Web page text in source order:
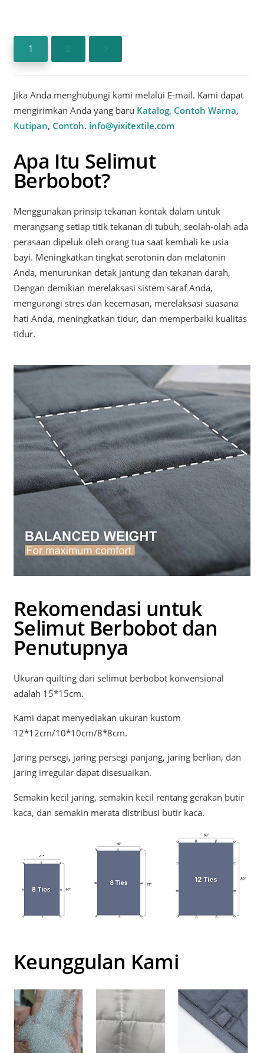
1
Jika Anda menghubungi kami melalui E-mail. Kami dapat
mengirimkan Anda yang baru Katalog, Contoh Warna,
Kutipan, Contoh. info@yixitextile.com
Apa Itu Selimut
Berbobot?
Menggunakan prinsip tekanan kontak dalam untuk
merangsang setiap titik tekanan di tubuh, seolah-olah ada
perasaan dipeluk oleh orang tua saat kembali ke usia
bayi. Meningkatkan tingkat serotonin dan melatonin
Anda, menurunkan detak jantung dan tekanan darah,
Dengan demikian merelaksasi sistem saraf Anda,
mengurangi stres dan kecemasan, merelaksasi suasana
hati Anda, meningkatkan tidur, dan memperbaiki kualitas
tidur.
Rekomendasi untuk
Selimut Berbobot dan
Penutupnya
Ukuran quilting dari selimut berbobot konvensional
adalah 15*15cm.
Kami dapat menyediakan ukuran kustom
12*12cm/10*10cm/8*8cm.
Jaring persegi, jaring persegi panjang, jaring berlian, dan
jaring irregular dapat disesuaikan.
Semakin kecil jaring, semakin kecil rentang gerakan butir
kaca, dan semakin merata distribusi butir kaca.
Keunggulan Kami